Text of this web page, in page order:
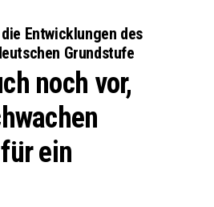
Entwicklungen des
Grundstufe
noch vor,
ein